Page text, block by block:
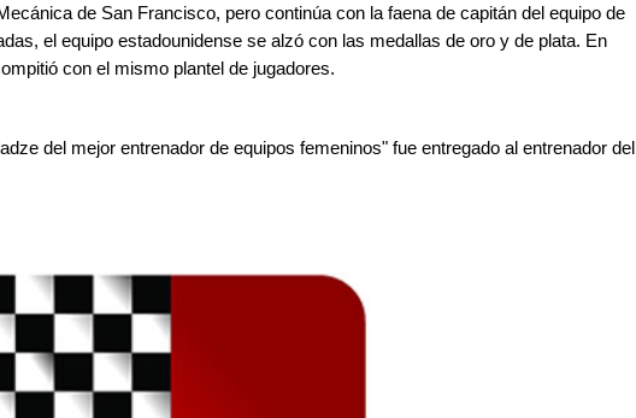
de San Francisco, pero continúa con la faena de capitán del equipo de
el equipo estadounidense se alzó con las medallas de oro y de plata. En
con el mismo plantel de jugadores.
del mejor entrenador de equipos femeninos" fue entregado al entrenador del